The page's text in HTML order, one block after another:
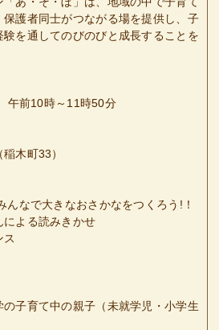
護者同士がつながる場を提供し、子
を通してのびのびと成長することを
前10時～11時50分
木町33）
んなで大きなおさかなをつくろう!！
よる読みきかせ
ス
子育て中の親子（未就学児・小学生